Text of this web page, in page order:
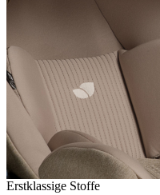
Erstklassige Stoffe